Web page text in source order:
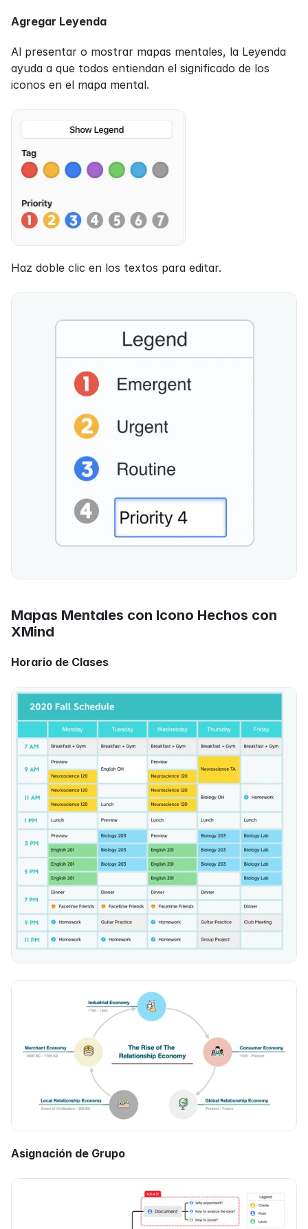
Agregar Leyenda
Al presentar o mostrar mapas mentales, la Leyenda
ayuda a que todos entiendan el significado de los
iconos en el mapa mental.
Haz doble clic en los textos para editar.
Mapas Mentales con Icono Hechos con
XMind
Horario de Clases
Asignación de Grupo